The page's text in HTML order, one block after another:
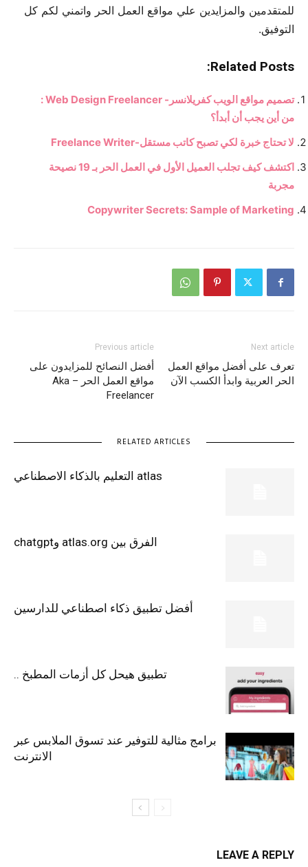
للمتقدمين والمزايدين علي مواقع العمل الحر واتمني لكم كل
التوفيق.
Related Posts:
تصميم مواقع الويب كفريلانسر- Web Design Freelancer :
من أين يجب أن أبدأ؟
لا تحتاج خبرة لكي تصبح كاتب مستقل-Freelance Writer
اكتشف كيف تجلب العميل الأول في العمل الحر بـ 19 نصيحة
مجربة
Copywriter Secrets: Sample of Marketing
Previous article
أفضل النصائح للمزايدون على
مواقع العمل الحر – Aka
Freelancer
Next article
تعرف على أفضل مواقع العمل
الحر العربية وابدأ الكسب الآن
RELATED ARTICLES
atlas التعليم بالذكاء الاصطناعي
الفرق بين atlas.org وchatgpt
أفضل تطبيق ذكاء اصطناعي للدارسين
تطبيق هيحل كل أزمات المطبخ ..
برامج مثالية للتوفير عند تسوق الملابس عبر
الانترنت
LEAVE A REPLY